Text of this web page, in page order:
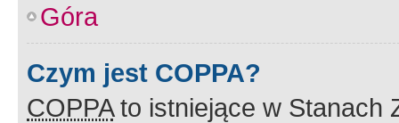
Góra
Czym jest COPPA?
COPPAto istniejące w Stanach